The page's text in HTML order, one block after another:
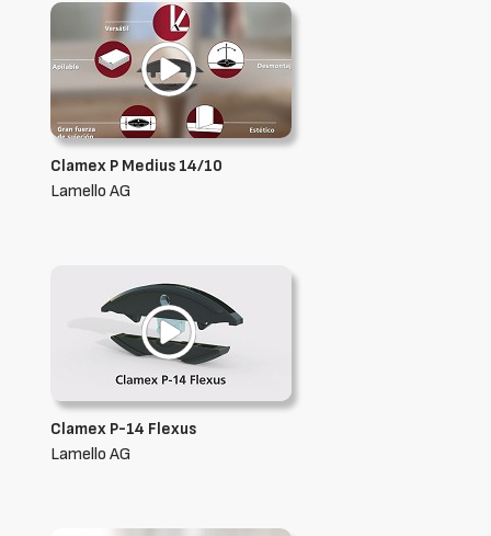
Clamex P Medius 14/10
Lamello AG
Clamex P-14 Flexus
Lamello AG